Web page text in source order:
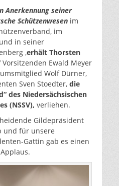
Anerkennung seiner
Schützenwesen im
im
in seiner
,erhält Thorsten
Vorsitzenden Ewald Meyer
Wolf Dürner,
Sven Stoedter, die
des Niedersächsischen
(NSSV), verliehen.
Gildepräsident
und für unsere
Gattin gab es einen